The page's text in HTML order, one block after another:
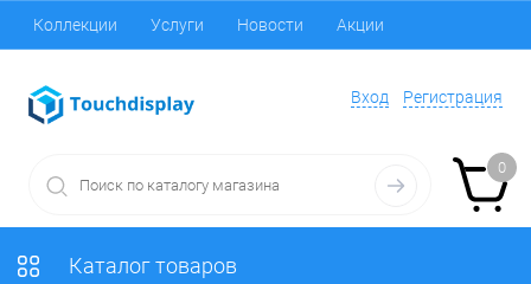
Коллекции Услуги Новости Акции
Вход Регистрация
0
Каталог товаров